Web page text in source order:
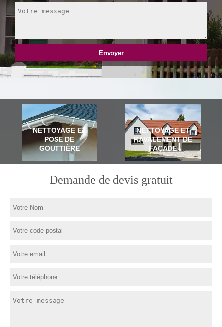
NETTOYAGE ET
POSE DE
GOUTTIÈRE
NETTOYAGE ET
RAVALEMENT DE
FAÇADE
Demande de devis gratuit